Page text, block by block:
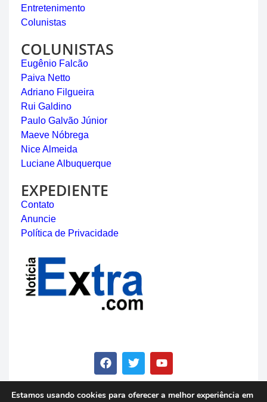
Entretenimento
Colunistas
COLUNISTAS
Eugênio Falcão
Paiva Netto
Adriano Filgueira
Rui Galdino
Paulo Galvão Júnior
Maeve Nóbrega
Nice Almeida
Luciane Albuquerque
EXPEDIENTE
Contato
Anuncie
Política de Privacidade
Estamos usando cookies para oferecer a melhor experiência em